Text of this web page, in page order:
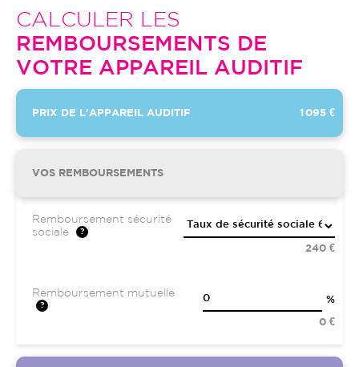
CALCULER LES
REMBOURSEMENTS DE
VOTRE APPAREIL AUDITIF
PRIX DE L'APPAREIL AUDITIF 1 095 €
VOS REMBOURSEMENTS
Remboursement sécurité
sociale
240 €
Remboursement mutuelle
%
0 €